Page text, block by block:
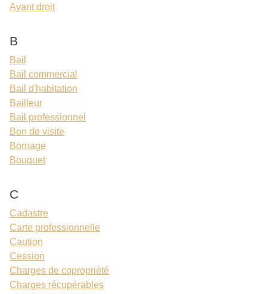
Ayant droit
B
Bail
Bail commercial
Bail d'habitation
Bailleur
Bail professionnel
Bon de visite
Bornage
Bouquet
C
Cadastre
Carte professionnelle
Caution
Cession
Charges de copropriété
Charges récupérables